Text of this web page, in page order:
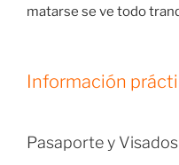
matarse se ve todo
Información
Pasaporte y Visados